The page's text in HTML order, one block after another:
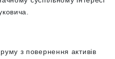
з повернення активів